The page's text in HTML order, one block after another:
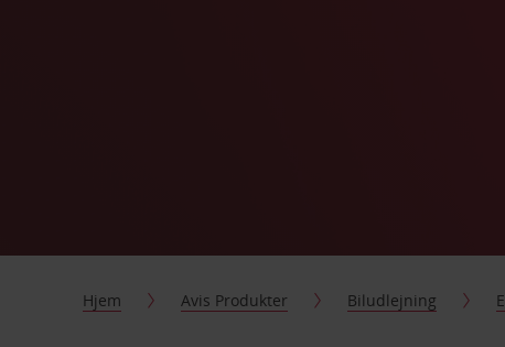
Hjem Avis Produkter Biludlejning